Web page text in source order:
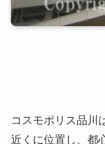
コスモポリス品川
近くに位置し、都